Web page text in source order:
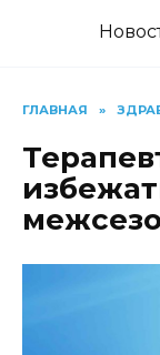
ГЛАВНАЯ »